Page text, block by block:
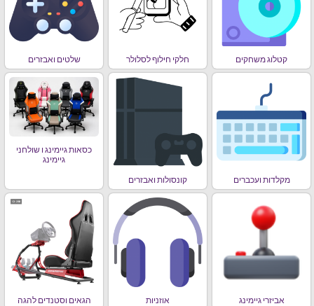
קטלוג משחקים חלקי חילוף לסלולר שלטים ואבזרים
מקלדות ועכברים קונסולות ואבזרים
כסאות גיימינג ו שולחני
גיימינג
אביזרי גיימינג אוזניות הגאים וסטנדים להגה